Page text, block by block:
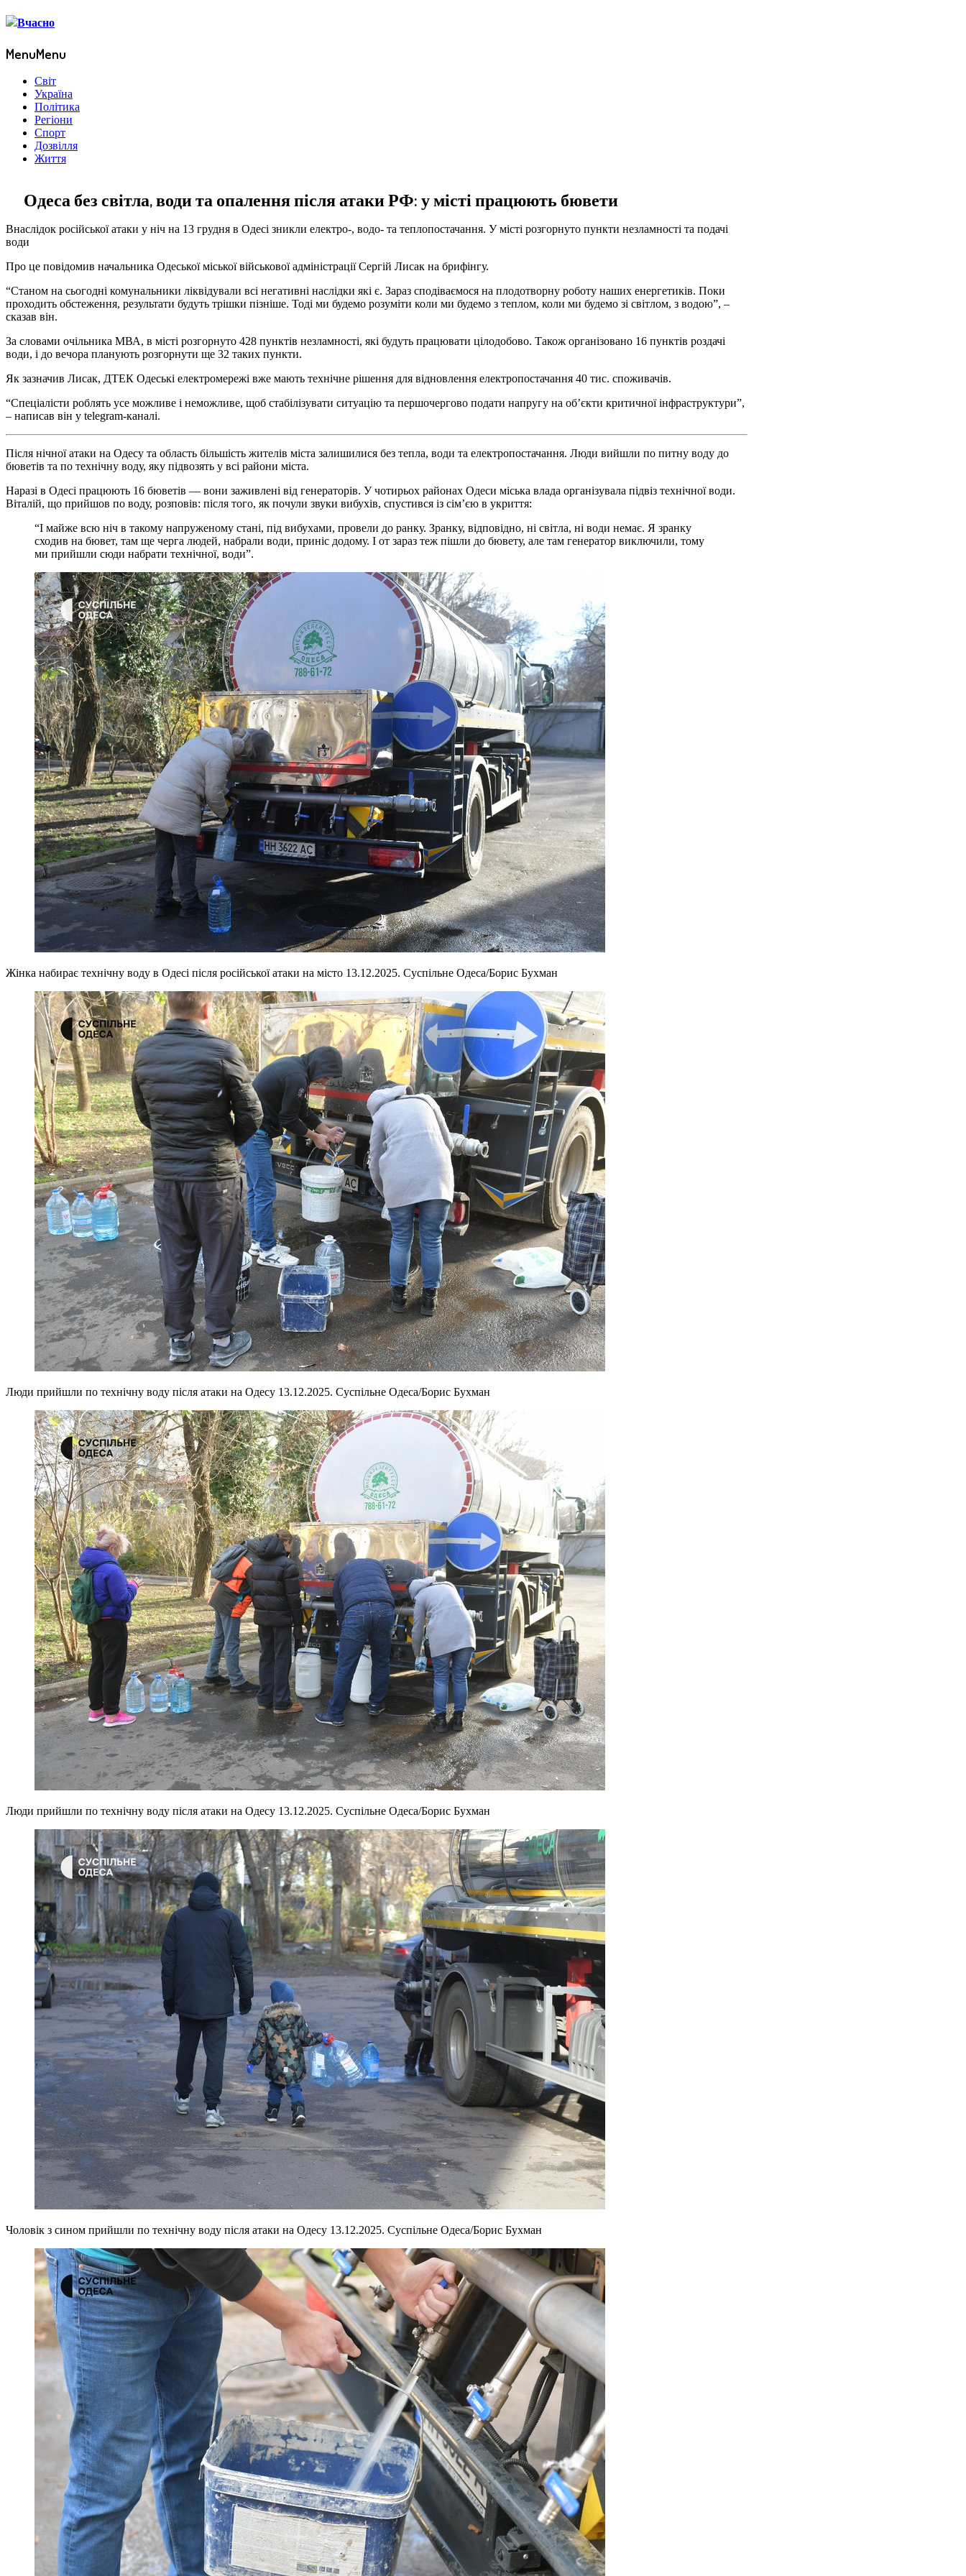
MenuMenu
Світ
Україна
Політика
Регіони
Спорт
Дозвілля
Життя
Одеса без світла, води та опалення після атаки РФ: у місті працюють бювети
Внаслідок російської атаки у ніч на 13 грудня в Одесі зникли електро-, водо- та теплопостачання. У місті розгорнуто пункти незламності та подачі
води
Про це повідомив начальника Одеської міської військової адміністрації Сергій Лисак на брифінгу.
“Станом на сьогодні комунальники ліквідували всі негативні наслідки які є. Зараз сподіваємося на плодотворну роботу наших енергетиків. Поки
проходить обстеження, результати будуть трішки пізніше. Тоді ми будемо розуміти коли ми будемо з теплом, коли ми будемо зі світлом, з водою”, –
сказав він.
За словами очільника МВА, в місті розгорнуто 428 пунктів незламності, які будуть працювати цілодобово. Також організовано 16 пунктів роздачі
води, і до вечора планують розгорнути ще 32 таких пункти.
Як зазначив Лисак, ДТЕК Одеські електромережі вже мають технічне рішення для відновлення електропостачання 40 тис. споживачів.
“Спеціалісти роблять усе можливе і неможливе, щоб стабілізувати ситуацію та першочергово подати напругу на обʼєкти критичної інфраструктури”,
– написав він у telegram-каналі.
Після нічної атаки на Одесу та область більшість жителів міста залишилися без тепла, води та електропостачання. Люди вийшли по питну воду до
бюветів та по технічну воду, яку підвозять у всі райони міста.
Наразі в Одесі працюють 16 бюветів — вони заживлені від генераторів. У чотирьох районах Одеси міська влада організувала підвіз технічної води.
Віталій, що прийшов по воду, розповів: після того, як почули звуки вибухів, спустився із сім’єю в укриття:
“І майже всю ніч в такому напруженому стані, під вибухами, провели до ранку. Зранку, відповідно, ні світла, ні води немає. Я зранку
сходив на бювет, там ще черга людей, набрали води, приніс додому. І от зараз теж пішли до бювету, але там генератор виключили, тому
ми прийшли сюди набрати технічної, води”.
Жінка набирає технічну воду в Одесі після російської атаки на місто 13.12.2025. Суспільне Одеса/Борис Бухман
Люди прийшли по технічну воду після атаки на Одесу 13.12.2025. Суспільне Одеса/Борис Бухман
Люди прийшли по технічну воду після атаки на Одесу 13.12.2025. Суспільне Одеса/Борис Бухман
Чоловік з сином прийшли по технічну воду після атаки на Одесу 13.12.2025. Суспільне Одеса/Борис Бухман